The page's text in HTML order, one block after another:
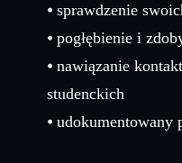
⦁ sprawdzenie
⦁ pogłębienie i
⦁ nawiązanie
studenckich
⦁